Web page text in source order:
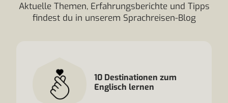
Aktuelle Themen, Erfahrungsberichte und Tipps
findest du in unserem Sprachreisen-Blog
10 Destinationen zum
Englisch lernen